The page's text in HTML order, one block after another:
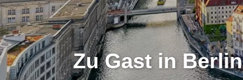
Zu Gast in Berlin